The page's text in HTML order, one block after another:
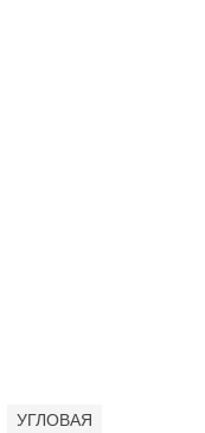
УГЛОВАЯ